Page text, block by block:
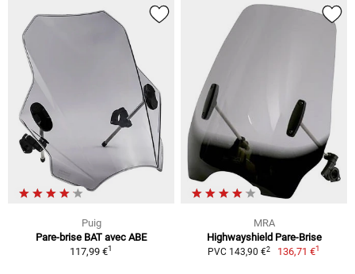
Puig
Pare-brise BAT avec ABE
117,99 €1
MRA
Highwayshield Pare-Brise
PVC 143,90 €2 136,71 €1